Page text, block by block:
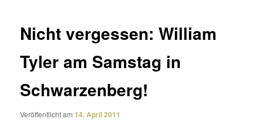
Nicht vergessen: William
Tyler am Samstag in
Schwarzenberg!
Veröffentlicht am14. April 2011